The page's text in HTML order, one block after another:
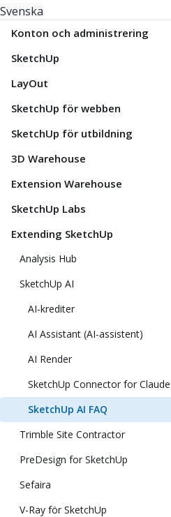
Svenska
Konton och administrering
SketchUp
LayOut
SketchUp för webben
SketchUp för utbildning
3D Warehouse
Extension Warehouse
SketchUp Labs
Extending SketchUp
Analysis Hub
SketchUp AI
AI-krediter
AI Assistant (AI-assistent)
AI Render
SketchUp Connector for Claude
SketchUp AI FAQ
Trimble Site Contractor
PreDesign for SketchUp
Sefaira
V-Ray för SketchUp